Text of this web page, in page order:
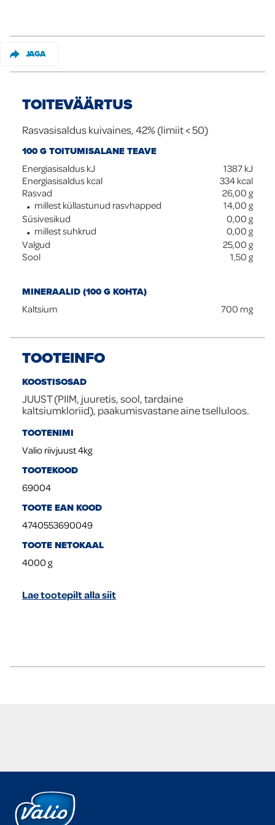
JAGA
TOITEVÄÄRTUS
Rasvasisaldus kuivaines, 42% (limiit < 50)
100 G TOITUMISALANE TEAVE
Energiasisaldus kJ 1387 kJ
Energiasisaldus kcal
334 kcal
Rasvad
26,00 g
millest küllastunud rasvhapped
14,00 g
Süsivesikud
0,00 g
millest suhkrud
0,00 g
Valgud
25,00 g
Sool
1,50 g
MINERAALID (100 G KOHTA)
Kaltsium 700 mg
TOOTEINFO
KOOSTISOSAD
JUUST (PIIM, juuretis, sool, tardaine
kaltsiumkloriid), paakumisvastane aine tselluloos.
TOOTENIMI
Valio riivjuust 4kg
TOOTEKOOD
69004
TOOTE EAN KOOD
4740553690049
TOOTE NETOKAAL
4000 g
Lae tootepilt alla siit